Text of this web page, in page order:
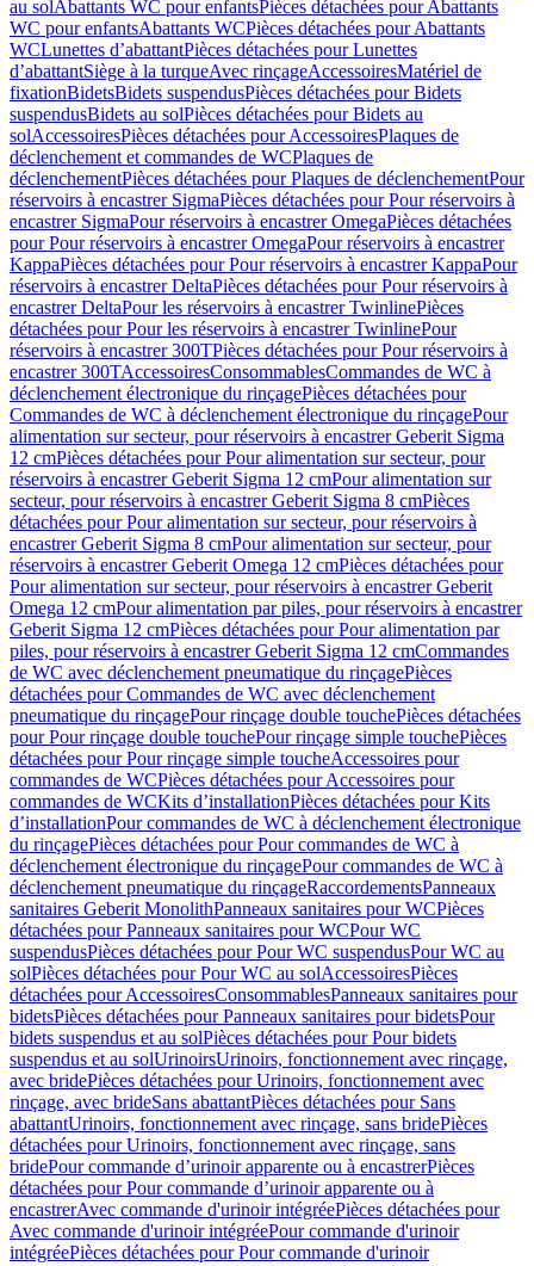
au solAbattants WC pour enfantsPièces détachées pour Abattants
WC pour enfantsAbattants WCPièces détachées pour Abattants
WCLunettes d’abattantPièces détachées pour Lunettes
d’abattantSiège à la turqueAvec rinçageAccessoiresMatériel de
fixationBidetsBidets suspendusPièces détachées pour Bidets
suspendusBidets au solPièces détachées pour Bidets au
solAccessoiresPièces détachées pour AccessoiresPlaques de
déclenchement et commandes de WCPlaques de
déclenchementPièces détachées pour Plaques de déclenchementPour
réservoirs à encastrer SigmaPièces détachées pour Pour réservoirs à
encastrer SigmaPour réservoirs à encastrer OmegaPièces détachées
pour Pour réservoirs à encastrer OmegaPour réservoirs à encastrer
KappaPièces détachées pour Pour réservoirs à encastrer KappaPour
réservoirs à encastrer DeltaPièces détachées pour Pour réservoirs à
encastrer DeltaPour les réservoirs à encastrer TwinlinePièces
détachées pour Pour les réservoirs à encastrer TwinlinePour
réservoirs à encastrer 300TPièces détachées pour Pour réservoirs à
encastrer 300TAccessoiresConsommablesCommandes de WC à
déclenchement électronique du rinçagePièces détachées pour
Commandes de WC à déclenchement électronique du rinçagePour
alimentation sur secteur, pour réservoirs à encastrer Geberit Sigma
12 cmPièces détachées pour Pour alimentation sur secteur, pour
réservoirs à encastrer Geberit Sigma 12 cmPour alimentation sur
secteur, pour réservoirs à encastrer Geberit Sigma 8 cmPièces
détachées pour Pour alimentation sur secteur, pour réservoirs à
encastrer Geberit Sigma 8 cmPour alimentation sur secteur, pour
réservoirs à encastrer Geberit Omega 12 cmPièces détachées pour
Pour alimentation sur secteur, pour réservoirs à encastrer Geberit
Omega 12 cmPour alimentation par piles, pour réservoirs à encastrer
Geberit Sigma 12 cmPièces détachées pour Pour alimentation par
piles, pour réservoirs à encastrer Geberit Sigma 12 cmCommandes
de WC avec déclenchement pneumatique du rinçagePièces
détachées pour Commandes de WC avec déclenchement
pneumatique du rinçagePour rinçage double touchePièces détachées
pour Pour rinçage double touchePour rinçage simple touchePièces
détachées pour Pour rinçage simple toucheAccessoires pour
commandes de WCPièces détachées pour Accessoires pour
commandes de WCKits d’installationPièces détachées pour Kits
d’installationPour commandes de WC à déclenchement électronique
du rinçagePièces détachées pour Pour commandes de WC à
déclenchement électronique du rinçagePour commandes de WC à
déclenchement pneumatique du rinçageRaccordementsPanneaux
sanitaires Geberit MonolithPanneaux sanitaires pour WCPièces
détachées pour Panneaux sanitaires pour WCPour WC
suspendusPièces détachées pour Pour WC suspendusPour WC au
solPièces détachées pour Pour WC au solAccessoiresPièces
détachées pour AccessoiresConsommablesPanneaux sanitaires pour
bidetsPièces détachées pour Panneaux sanitaires pour bidetsPour
bidets suspendus et au solPièces détachées pour Pour bidets
suspendus et au solUrinoirsUrinoirs, fonctionnement avec rinçage,
avec bridePièces détachées pour Urinoirs, fonctionnement avec
rinçage, avec brideSans abattantPièces détachées pour Sans
abattantUrinoirs, fonctionnement avec rinçage, sans bridePièces
détachées pour Urinoirs, fonctionnement avec rinçage, sans
bridePour commande d’urinoir apparente ou à encastrerPièces
détachées pour Pour commande d’urinoir apparente ou à
encastrerAvec commande d'urinoir intégréePièces détachées pour
Avec commande d'urinoir intégréePour commande d'urinoir
intégréePièces détachées pour Pour commande d'urinoir